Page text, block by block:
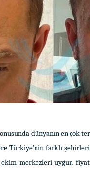
dünyanın en çok
Türkiye’nin farklı
merkezleri uygun fiyat